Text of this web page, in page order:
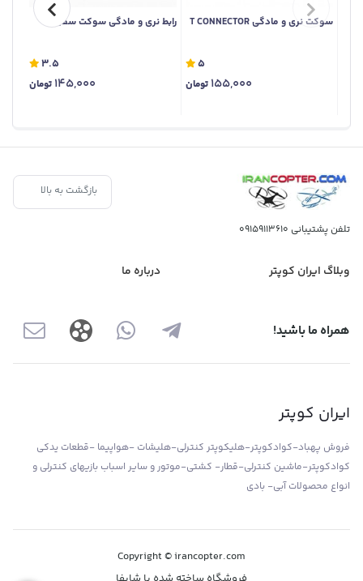
سوکت نری و مادگی ‪T CONNECTOR‬‏
5
155,000 تومان
رابط نری و مادگی سوکت سفید
3.5
145,000 تومان
بازگشت به بالا
تلفن پشتیبانی 09159113610
وبلاگ ایران کوپتر درباره ما
همراه ما باشید!
ایران کوپتر
فروش پهباد-کوادکوپتر-هلیکوپتر کنترلی-هلیشات -هواپیما -قطعات یدکی
کوادکوپتر-ماشین کنترلی-قطار- کشتی-موتور و سایر اسباب بازیهای کنترلی و
انواع محصولات آبی- بادی
Copyright © irancopter.com